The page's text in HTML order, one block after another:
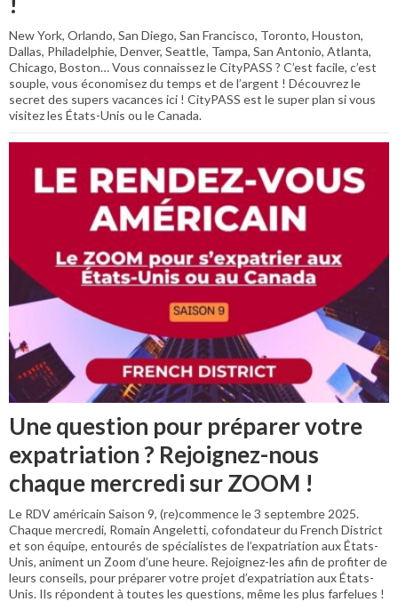
New York, Orlando, San Diego, San Francisco, Toronto, Houston,
Dallas, Philadelphie, Denver, Seattle, Tampa, San Antonio, Atlanta,
Chicago, Boston… Vous connaissez le CityPASS ? C’est facile, c’est
souple, vous économisez du temps et de l’argent ! Découvrez le
secret des supers vacances ici ! CityPASS est le super plan si vous
visitez les États-Unis ou le Canada.
Une question pour préparer votre
expatriation ? Rejoignez-nous
chaque mercredi sur ZOOM !
Le RDV américain Saison 9, (re)commence le 3 septembre 2025.
Chaque mercredi, Romain Angeletti, cofondateur du French District
et son équipe, entourés de spécialistes de l’expatriation aux États-
Unis, animent un Zoom d’une heure. Rejoignez-les afin de profiter de
leurs conseils, pour préparer votre projet d’expatriation aux États-
Unis. Ils répondent à toutes les questions, même les plus farfelues !